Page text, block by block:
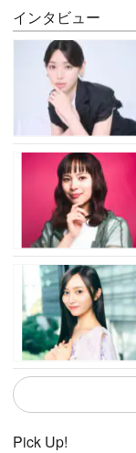
インタビュー
Pick Up!